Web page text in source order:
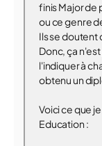
finis Major de
ou ce genre
Ils se doutent
Donc, ça
l'indiquer à
obtenu un
Voici ce que
Education :